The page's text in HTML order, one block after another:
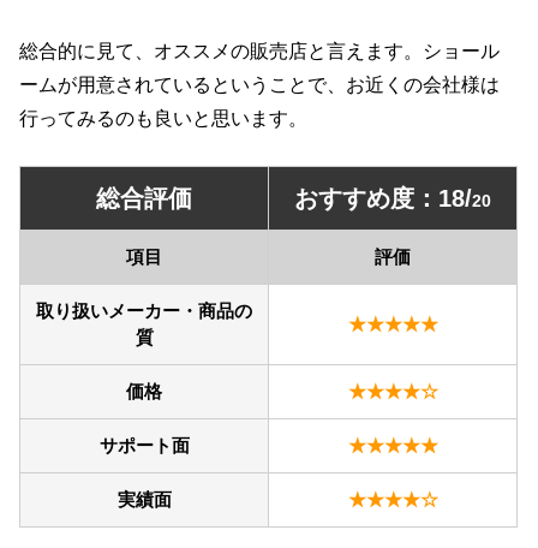
総合的に見て、オススメの販売店と言えます。ショール
ームが用意されているということで、お近くの会社様は
行ってみるのも良いと思います。
総合評価 おすすめ度：18/20
項目 評価
取り扱いメーカー・商品の
質
★★★★★
価格 ★★★★☆
サポート面 ★★★★★
実績面 ★★★★☆